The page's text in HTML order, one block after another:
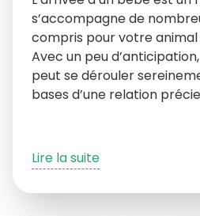
s’accompagne de
compris pour votre
Avec un peu
peut se dérouler
bases d’une relation
Lire la suite